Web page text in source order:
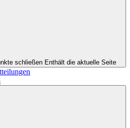
schließen Enthält die aktuelle Seite